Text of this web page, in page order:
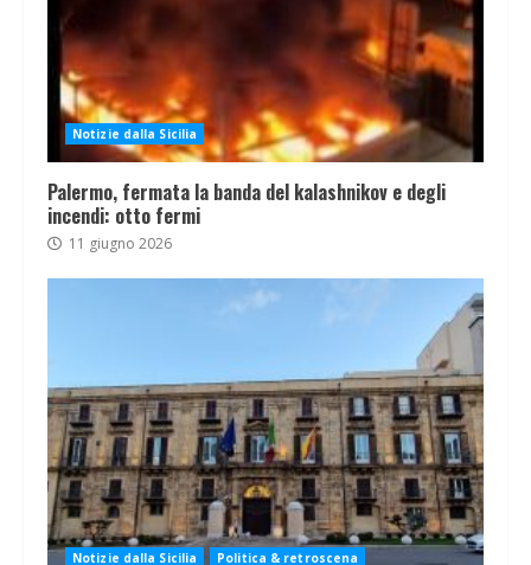
Notizie dalla Sicilia
Palermo, fermata la banda del kalashnikov e degli
incendi: otto fermi
11 giugno 2026
Notizie dalla Sicilia Politica & retroscena